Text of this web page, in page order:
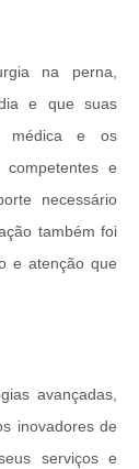
na perna,
e que suas
médica e os
competentes e
necessário
também foi
e atenção que
avançadas,
inovadores de
serviços e